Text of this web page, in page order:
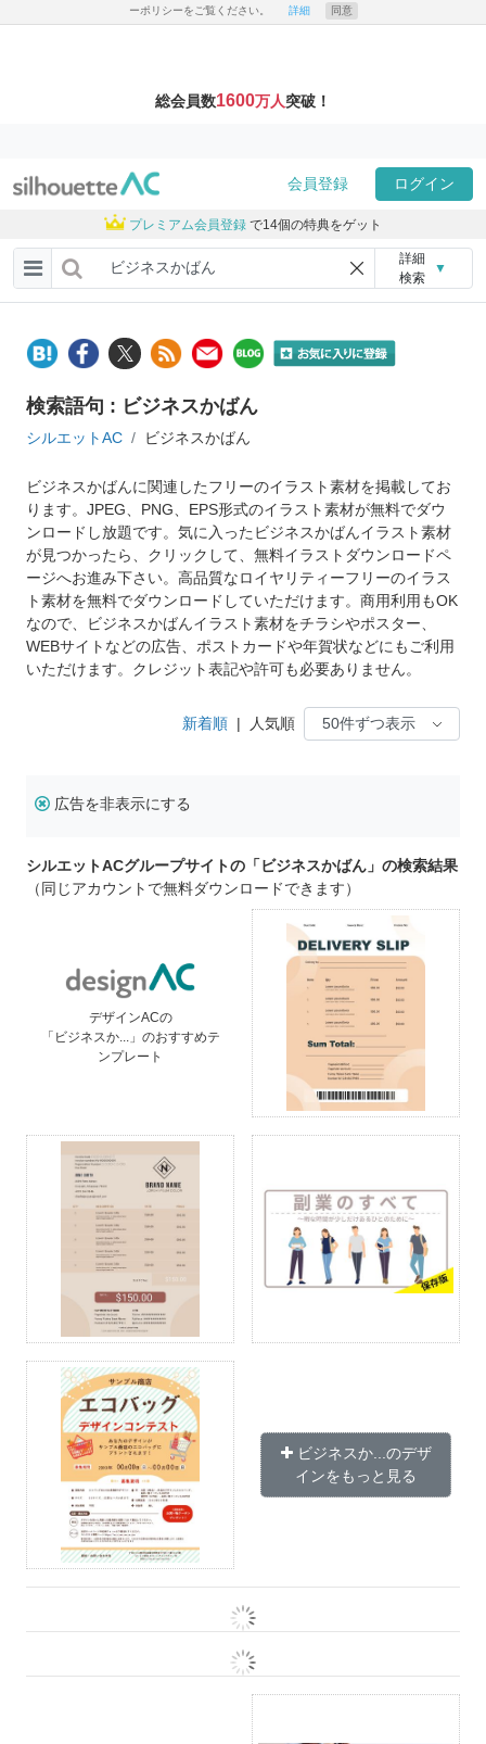
ーポリシーをご覧ください。 詳細 同意
総会員数1600万人突破！
会員登録 ログイン
プレミアム会員登録 で14個の特典をゲット
詳細
検索
▼
検索語句 : ビジネスかばん
シルエットAC ビジネスかばん
ビジネスかばんに関連したフリーのイラスト素材を掲載してお
ります。JPEG、PNG、EPS形式のイラスト素材が無料でダウ
ンロードし放題です。気に入ったビジネスかばんイラスト素材
が見つかったら、クリックして、無料イラストダウンロードペ
ージへお進み下さい。高品質なロイヤリティーフリーのイラス
ト素材を無料でダウンロードしていただけます。商用利用もOK
なので、ビジネスかばんイラスト素材をチラシやポスター、
WEBサイトなどの広告、ポストカードや年賀状などにもご利用
いただけます。クレジット表記や許可も必要ありません。
新着順 | 人気順
広告を非表示にする
シルエットACグループサイトの「ビジネスかばん」の検索結果
（同じアカウントで無料ダウンロードできます）
デザインACの
「ビジネスか...」のおすすめテ
ンプレート
ビジネスか...のデザ
インをもっと見る